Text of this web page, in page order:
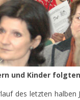
und Kinder
des letzten